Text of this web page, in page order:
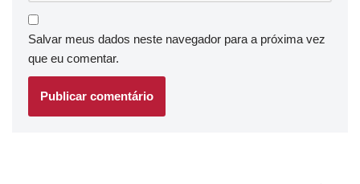
Salvar meus dados neste navegador para a próxima vez
que eu comentar.